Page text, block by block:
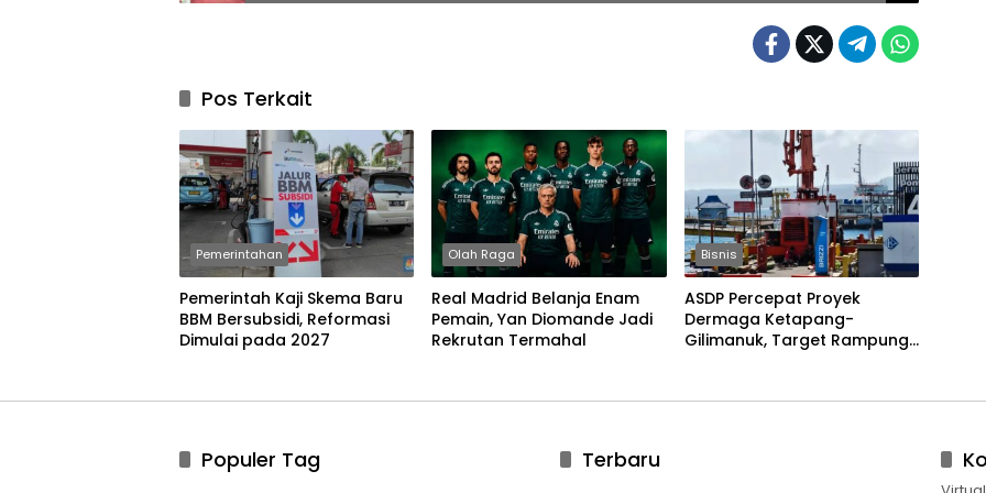
Pos Terkait
Pemerintahan
Pemerintah Kaji Skema Baru
BBM Bersubsidi, Reformasi
Dimulai pada 2027
Olah Raga
Real Madrid Belanja Enam
Pemain, Yan Diomande Jadi
Rekrutan Termahal
Bisnis
ASDP Percepat Proyek
Dermaga Ketapang-
Gilimanuk, Target Rampung
Populer Tag Terbaru